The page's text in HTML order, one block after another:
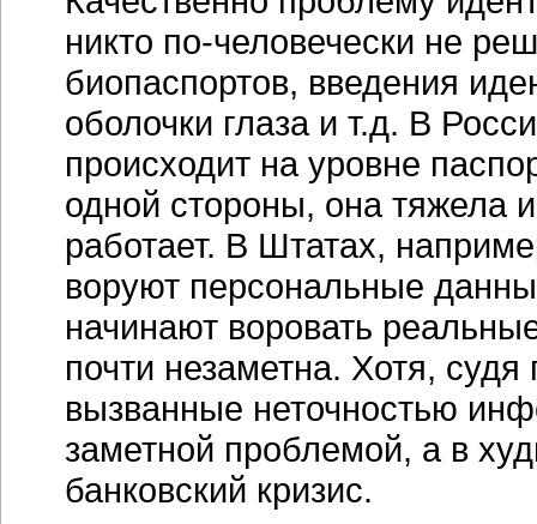
никто по-человечески не
биопаспортов, введения
оболочки глаза и т.д. В
происходит на уровне
одной стороны, она тяжела
работает. В Штатах,
воруют персональные
начинают воровать
почти незаметна. Хотя,
вызванные неточностью
заметной проблемой, а в
банковский кризис.